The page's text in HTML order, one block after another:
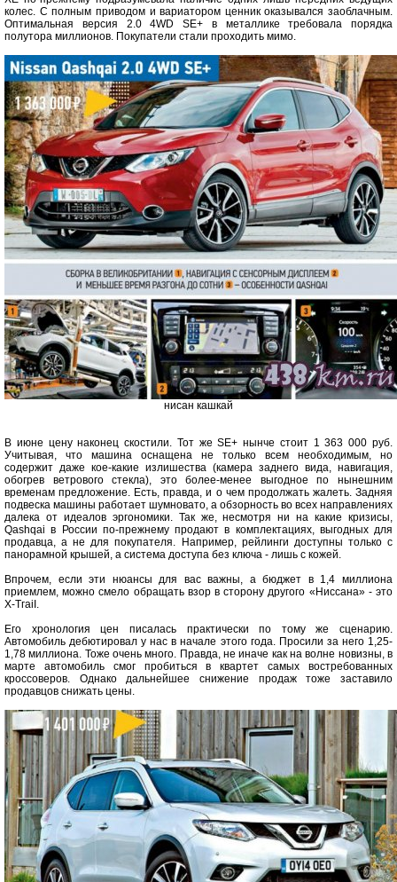
колес. С полным приводом и вариатором ценник оказывался заоблачным.
Оптимальная версия 2.0 4WD SE+ в металлике требовала порядка
полутора миллионов. Покупатели стали проходить мимо.
нисан кашкай
В июне цену наконец скостили. Тот же SE+ нынче стоит 1 363 000 руб.
Учитывая, что машина оснащена не только всем необходимым, но
содержит даже кое-какие излишества (камера заднего вида, навигация,
обогрев ветрового стекла), это более-менее выгодное по нынешним
временам предложение. Есть, правда, и о чем продолжать жалеть. Задняя
подвеска машины работает шумновато, а обзорность во всех направлениях
далека от идеалов эргономики. Так же, несмотря ни на какие кризисы,
Qashqai в России по-прежнему продают в комплектациях, выгодных для
продавца, а не для покупателя. Например, рейлинги доступны только с
панорамной крышей, а система доступа без ключа - лишь с кожей.
Впрочем, если эти нюансы для вас важны, а бюджет в 1,4 миллиона
приемлем, можно смело обращать взор в сторону другого «Ниссана» - это
Х-ТгаіІ.
Его хронология цен писалась практически по тому же сценарию.
Автомобиль дебютировал у нас в начале этого года. Просили за него 1,25-
1,78 миллиона. Тоже очень много. Правда, не иначе как на волне новизны, в
марте автомобиль смог пробиться в квартет самых востребованных
кроссоверов. Однако дальнейшее снижение продаж тоже заставило
продавцов снижать цены.